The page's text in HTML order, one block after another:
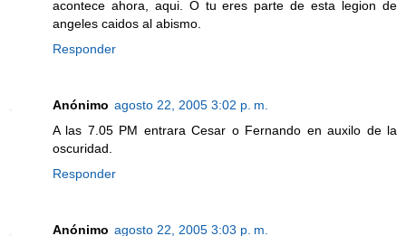
acontece ahora, aqui. O tu eres parte de esta legion de
angeles caidos al abismo.
Responder
Anónimo agosto 22, 2005 3:02 p. m.
A las 7.05 PM entrara Cesar o Fernando en auxilo de la
oscuridad.
Responder
Anónimo agosto 22, 2005 3:03 p. m.